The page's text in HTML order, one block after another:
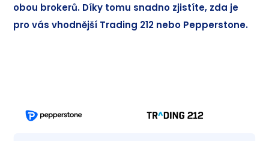
obou brokerů. Díky tomu snadno zjistíte, zda je
pro vás vhodnější Trading 212 nebo Pepperstone.